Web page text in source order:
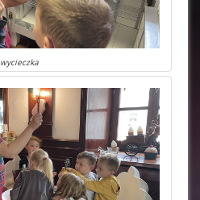
wycieczka